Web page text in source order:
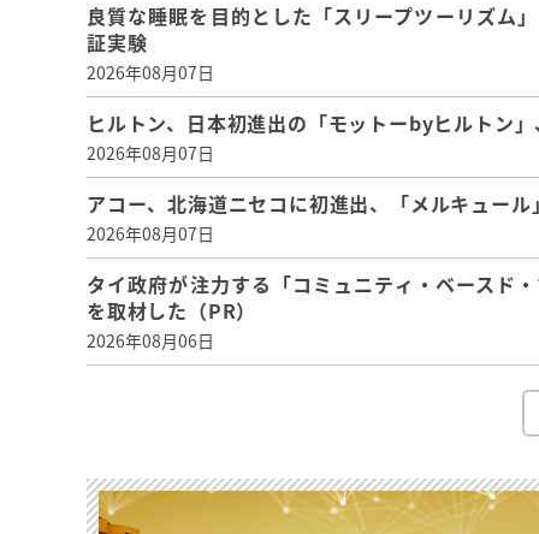
良質な睡眠を目的とした「スリープツーリズム
証実験
2026年08月07日
ヒルトン、日本初進出の「モットーbyヒルトン
2026年08月07日
アコー、北海道ニセコに初進出、「メルキュー
2026年08月07日
タイ政府が注力する「コミュニティ・ベース
を取材した（PR）
2026年08月06日